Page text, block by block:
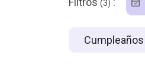
(3)
Cumpleaños